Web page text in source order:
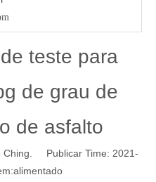
teste para
de grau de
de asfalto
Publicar Time: 2021-
alimentado